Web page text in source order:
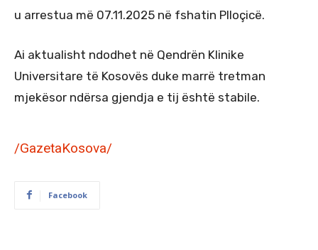
u arrestua më 07.11.2025 në fshatin Plloçicë.
Ai aktualisht ndodhet në Qendrën Klinike
Universitare të Kosovës duke marrë tretman
mjekësor ndërsa gjendja e tij është stabile.
/GazetaKosova/
Facebook